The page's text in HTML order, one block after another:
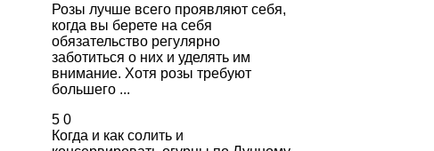
Розы лучше всего проявляют себя,
когда вы берете на себя
обязательство регулярно
заботиться о них и уделять им
внимание. Хотя розы требуют
большего ...
5 0
Когда и как солить и